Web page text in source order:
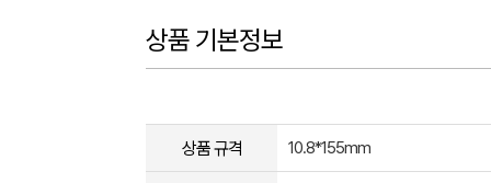
상품 기본정보
상품 규격 10.8*155mm